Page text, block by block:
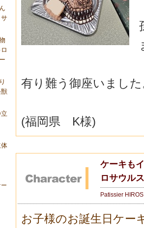
有り難う御座いまし
(福岡県 K様)
ケーキも
ロサウル
Patissier
お子様のお誕生日ケー